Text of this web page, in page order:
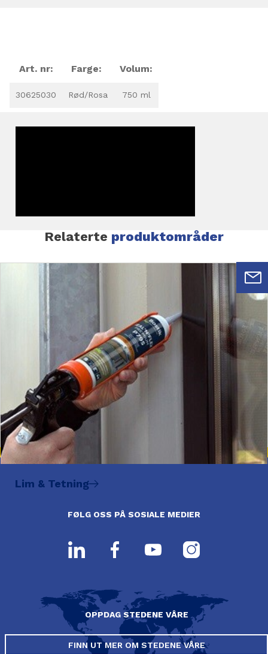
Art. nr: Farge: Volum:
30625030 Rød/Rosa 750 ml
Relaterte produktområder
Lim & Tetning
FØLG OSS PÅ SOSIALE MEDIER
OPPDAG STEDENE VÅRE
FINN UT MER OM STEDENE VÅRE